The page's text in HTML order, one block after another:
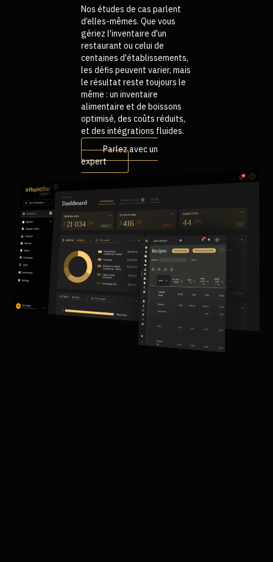
Nos études de cas parlent
d’elles-mêmes. Que vous
gériez l'inventaire d'un
restaurant ou celui de
centaines d'établissements,
les défis peuvent varier, mais
le résultat reste toujours le
même : un inventaire
alimentaire et de boissons
optimisé, des coûts réduits,
et des intégrations fluides.
Parlez avec un
expert